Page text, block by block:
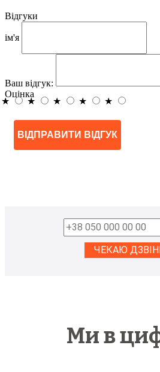
Відгуки
ім'я
Ваш відгук:
Оцінка
★
★
★
★
★
ВІДПРАВИТИ ВІДГУК
Ми в